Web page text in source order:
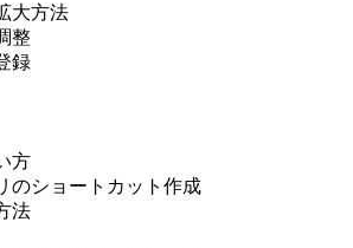
大方法
整
録
方
のショートカット作成
法